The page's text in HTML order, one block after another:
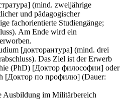
(mind. zweijährige
und pädagogischer
fachorientierte Studiengänge;
Am Ende wird ein
[докторантура] (mind. drei
Das Ziel ist der Erwerb
(PhD) [Доктор философии] oder
[Доктор по профилю] (Dauer:
Ausbildung im Militärbereich